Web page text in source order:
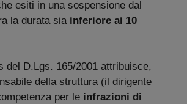
esiti in una sospensione dal
la durata sia inferiore ai 10
del D.Lgs. 165/2001 attribuisce,
della struttura (il dirigente
per le infrazioni di